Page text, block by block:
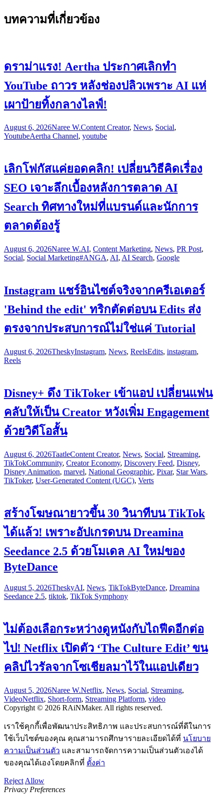
บทความที่เกี่ยวข้อง
ดราม่าแรง! Aertha ประกาศเลิกทำ
YouTube ถาวร หลังช่องปลิวเพราะ AI แห่
เผาป้ายทิ้งกลางไลฟ์!
August 6, 2026Naree W.Content Creator, News, Social,
YoutubeAertha Channel, youtube
เลิกโฟกัสแค่ยอดคลิก! เปลี่ยนวิธีคิดเรื่อง
SEO เจาะลึกเบื้องหลังการตลาด AI
Search ทิศทางใหม่ที่แบรนด์และนักการ
ตลาดต้องรู้
August 6, 2026Naree W.AI, Content Marketing, News, PR Post,
Social, Social Marketing#ANGA, AI, AI Search, Google
Instagram แชร์อินไซต์จริงจากครีเอเตอร์
'Behind the edit' ทริกตัดต่อบน Edits ส่ง
ตรงจากประสบการณ์ไม่ใช่แค่ Tutorial
August 6, 2026TheskyInstagram, News, ReelsEdits, instagram,
Reels
Disney+ ดึง TikToker เข้าแอป เปลี่ยนแฟน
คลับให้เป็น Creator หวังเพิ่ม Engagement
ด้วยวิดีโอสั้น
August 6, 2026TaatleContent Creator, News, Social, Streaming,
TikTokCommunity, Creator Economy, Discovery Feed, Disney,
Disney Animation, marvel, National Geographic, Pixar, Star Wars,
TikToker, User-Generated Content (UGC), Verts
สร้างโฆษณายาวขึ้น 30 วินาทีบน TikTok
ได้แล้ว! เพราะอัปเกรดบน Dreamina
Seedance 2.5 ด้วยโมเดล AI ใหม่ของ
ByteDance
August 5, 2026TheskyAI, News, TikTokByteDance, Dreamina
Seedance 2.5, tiktok, TikTok Symphony
ไม่ต้องเลือกระหว่างดูหนังกับไถฟีดอีกต่อ
ไป! Netflix เปิดตัว ‘The Culture Edit’ ขน
คลิปไวรัลจากโซเชียลมาไว้ในแอปเดียว
August 5, 2026Naree W.Netflix, News, Social, Streaming,
VideoNetflix, Short-form, Streaming Platform, video
Copyright © 2026 RAiNMaker. All rights reserved.
เราใช้คุกกี้เพื่อพัฒนาประสิทธิภาพ และประสบการณ์ที่ดีในการ
ใช้เว็บไซต์ของคุณ คุณสามารถศึกษารายละเอียดได้ที่ นโยบาย
ความเป็นส่วนตัว และสามารถจัดการความเป็นส่วนตัวเองได้
ของคุณได้เองโดยคลิกที่ ตั้งค่า
Reject Allow
Privacy Preferences